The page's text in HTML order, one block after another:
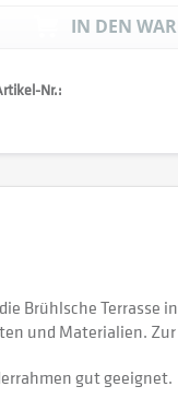
IN DEN
Nr.:
Brühlsche Terrasse
und Materialien.
gut geeignet.